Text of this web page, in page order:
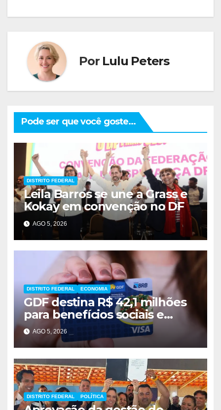
Por Lulu Peters
Pode ser que você goste...
DISTRITO FEDERAL
Leila Barros se une a Grass e
Kokay em convenção no DF
AGO 5, 2026
DISTRITO FEDERAL ECONOMIA
GDF destina R$ 42,1 milhões
para benefícios sociais e
alimentação
AGO 5, 2026
DISTRITO FEDERAL POLÍTICA